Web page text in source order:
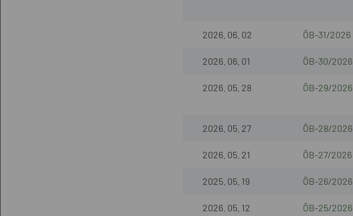
2026. 06. 02 ÖB-31/2026
2026. 06. 01 ÖB-30/2026
2026. 05. 28 ÖB-29/2026
2026. 05. 27 ÖB-28/2026
2026. 05. 21 ÖB-27/2026
2025. 05. 19 ÖB-26/2026
2026. 05. 12 ÖB-25/2026